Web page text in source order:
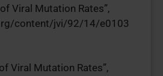
Viral Mutation Rates”,
content/jvi/92/14/e0103
Viral Mutation Rates”,